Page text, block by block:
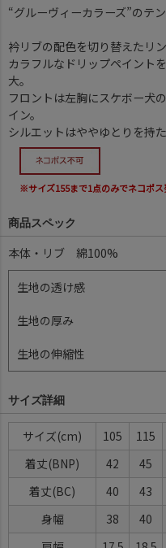
“グルーヴィーカラーズ”のテ
衿リブの配色を切り替えたリ
カラフルなドリップペイント
大。
フロントは左胸にスケボー犬
イン。
シルエットはややゆとりを持
※サイズ155まで1点のみでネコポス
商品スペック
本体・リブ 綿100%
生地の透け感
生地の厚み
生地の伸縮性
サイズ詳細
サイズ 105 115
着丈(BNP)
42 45
着丈(BC)
40 43
身幅
38 40